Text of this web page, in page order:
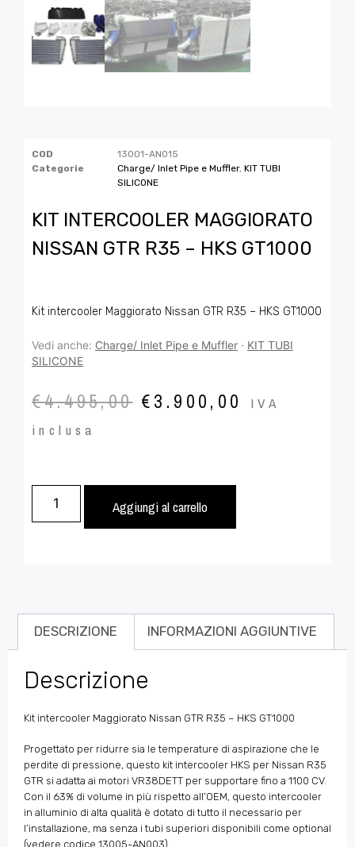
COD
13001-AN015
Categorie
Charge/ Inlet Pipe e Muffler, KIT TUBI
SILICONE
KIT INTERCOOLER MAGGIORATO
NISSAN GTR R35 – HKS GT1000
Kit intercooler Maggiorato Nissan GTR R35 – HKS GT1000
Vedi anche: Charge/ Inlet Pipe e Muffler · KIT TUBI
SILICONE
€4.495,00 €3.900,00
IVA
inclusa
Aggiungi al carrello
DESCRIZIONE INFORMAZIONI AGGIUNTIVE
Descrizione
Kit intercooler Maggiorato Nissan GTR R35 – HKS GT1000
Progettato per ridurre sia le temperature di aspirazione che le
perdite di pressione, questo kit intercooler HKS per Nissan R35
GTR si adatta ai motori VR38DETT per supportare fino a 1100 CV.
Con il 63% di volume in più rispetto all’OEM, questo intercooler
in alluminio di alta qualità è dotato di tutto il necessario per
l’installazione, ma senza i tubi superiori disponibili come optional
(vedere codice 13005-AN003).